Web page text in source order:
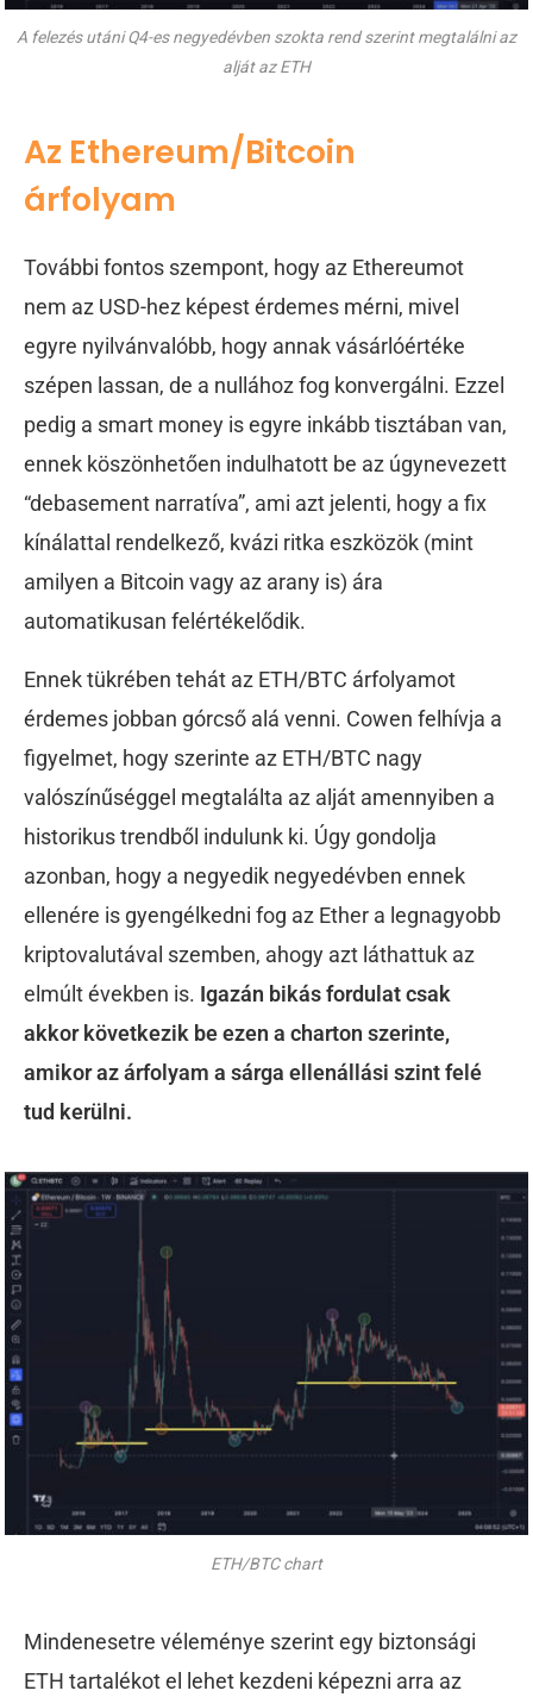
A felezés utáni Q4-es negyedévben szokta rend szerint megtalálni az
alját az ETH
Az Ethereum/Bitcoin
árfolyam
További fontos szempont, hogy az Ethereumot
nem az USD-hez képest érdemes mérni, mivel
egyre nyilvánvalóbb, hogy annak vásárlóértéke
szépen lassan, de a nullához fog konvergálni. Ezzel
pedig a smart money is egyre inkább tisztában van,
ennek köszönhetően indulhatott be az úgynevezett
“debasement narratíva”, ami azt jelenti, hogy a fix
kínálattal rendelkező, kvázi ritka eszközök (mint
amilyen a Bitcoin vagy az arany is) ára
automatikusan felértékelődik.
Ennek tükrében tehát az ETH/BTC árfolyamot
érdemes jobban górcső alá venni. Cowen felhívja a
figyelmet, hogy szerinte az ETH/BTC nagy
valószínűséggel megtalálta az alját amennyiben a
historikus trendből indulunk ki. Úgy gondolja
azonban, hogy a negyedik negyedévben ennek
ellenére is gyengélkedni fog az Ether a legnagyobb
kriptovalutával szemben, ahogy azt láthattuk az
elmúlt években is. Igazán bikás fordulat csak
akkor következik be ezen a charton szerinte,
amikor az árfolyam a sárga ellenállási szint felé
tud kerülni.
ETH/BTC chart
Mindenesetre véleménye szerint egy biztonsági
ETH tartalékot el lehet kezdeni képezni arra az